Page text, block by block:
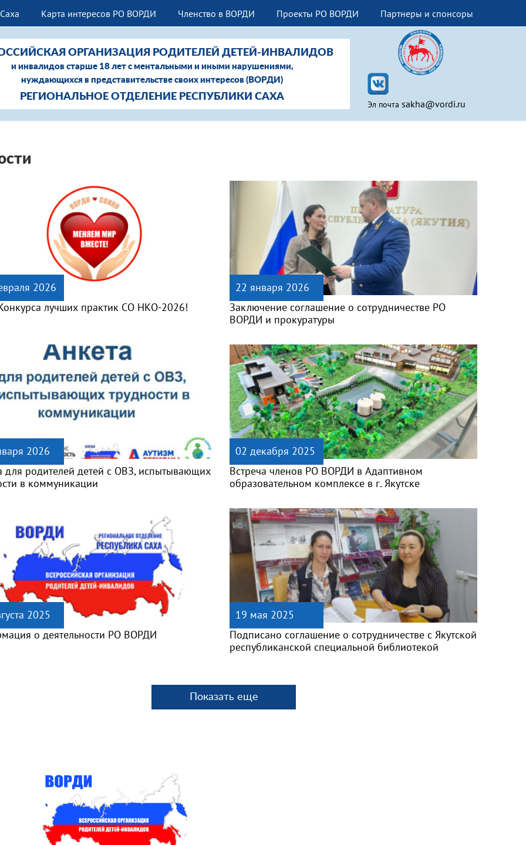
Карта интересов РО ВОРДИ Членство в ВОРДИ Проекты РО ВОРДИ Партнеры и спонсоры
Эл почта sakha@vordi.ru
ОРГАНИЗАЦИЯ РОДИТЕЛЕЙ ДЕТЕЙ-ИНВАЛИДОВ
и инвалидов старше 18 лет с ментальными и иными нарушениями,
нуждающихся в представительстве своих интересов (ВОРДИ)
РЕГИОНАЛЬНОЕ ОТДЕЛЕНИЕ РЕСПУБЛИКИ САХА
лучших практик СО НКО-2026!
2026
Заключение соглашение о сотрудничестве РО
ВОРДИ и прокуратуры
22 января 2026
для родителей детей с ОВЗ, испытывающих
в коммуникации
2026
Встреча членов РО ВОРДИ в Адаптивном
образовательном комплексе в г. Якутске
02 декабря 2025
о деятельности РО ВОРДИ
2025
Подписано соглашение о сотрудничестве с Якутской
республиканской специальной библиотекой
19 мая 2025
Показать еще